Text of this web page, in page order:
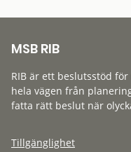
MSB RIB
RIB är ett beslutsstöd
hela vägen från
fatta rätt beslut när
Tillgänglighet